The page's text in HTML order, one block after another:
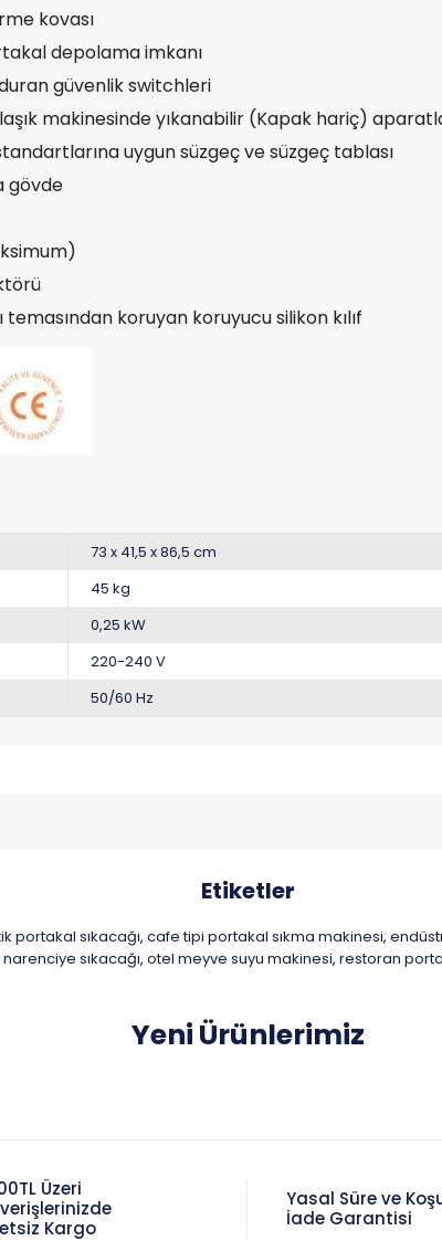
kovası
depolama imkanı
güvenlik switchleri
makinesinde yıkanabilir (Kapak hariç)
uygun süzgeç ve süzgeç tablası
gövde
koruyan koruyucu silikon kılıf
73 x 41,5 x 86,5 cm
45 kg
0,25 kW
220-240 V
50/60 Hz
Etiketler
portakal sıkacağı, cafe tipi portakal sıkma makinesi,
sıkacağı, otel meyve suyu makinesi, restoran
Yeni Ürünlerimiz
Üzeri
Kargo
Yasal Süre ve
İade Garantisi